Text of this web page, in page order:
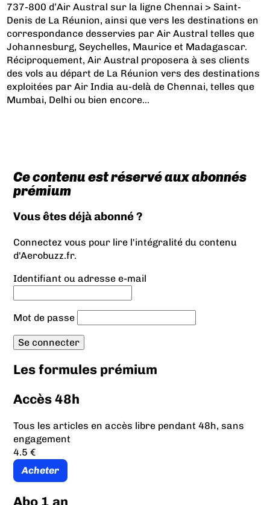
737-800 d’Air Austral sur la ligne Chennai > Saint-
Denis de La Réunion, ainsi que vers les destinations en
correspondance desservies par Air Austral telles que
Johannesburg, Seychelles, Maurice et Madagascar.
Réciproquement, Air Austral proposera à ses clients
des vols au départ de La Réunion vers des destinations
exploitées par Air India au-delà de Chennai, telles que
Mumbai, Delhi ou bien encore...
Ce contenu est réservé aux abonnés
prémium
Vous êtes déjà abonné ?
Connectez vous pour lire l'intégralité du contenu
d'Aerobuzz.fr.
Identifiant ou adresse e-mail
Mot de passe
Les formules prémium
Accès 48h
Tous les articles en accès libre pendant 48h, sans
engagement
4.5 €
Acheter
Abo 1 an